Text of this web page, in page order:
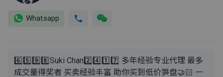
Whatsapp
6️⃣5️⃣9️⃣8️⃣Suki Chan2️⃣4️⃣1️⃣7️⃣ 多年经验专业代理 最多
成交量得奖者 买卖经验丰富 助你买到低价笋盘🤝🏻 一